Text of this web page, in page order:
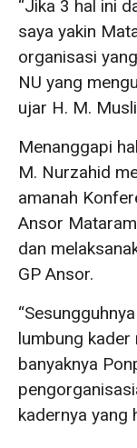
“Jika 3 hal ini
saya yakin
organisasi
NU yang
ujar H. M.
Menanggapi
M. Nurzahid
amanah
Ansor
dan
GP Ansor.
lumbung kader
banyaknya
kadernya yang